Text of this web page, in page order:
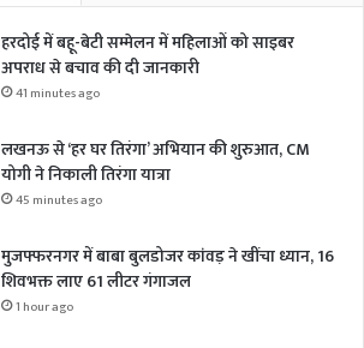
हरदोई में बहू-बेटी सम्मेलन में महिलाओं को साइबर
अपराध से बचाव की दी जानकारी
41 minutes ago
लखनऊ से ‘हर घर तिरंगा’ अभियान की शुरुआत, CM
योगी ने निकाली तिरंगा यात्रा
45 minutes ago
मुजफ्फरनगर में बाबा बुलडोजर कांवड़ ने खींचा ध्यान, 16
शिवभक्त लाए 61 लीटर गंगाजल
1 hour ago